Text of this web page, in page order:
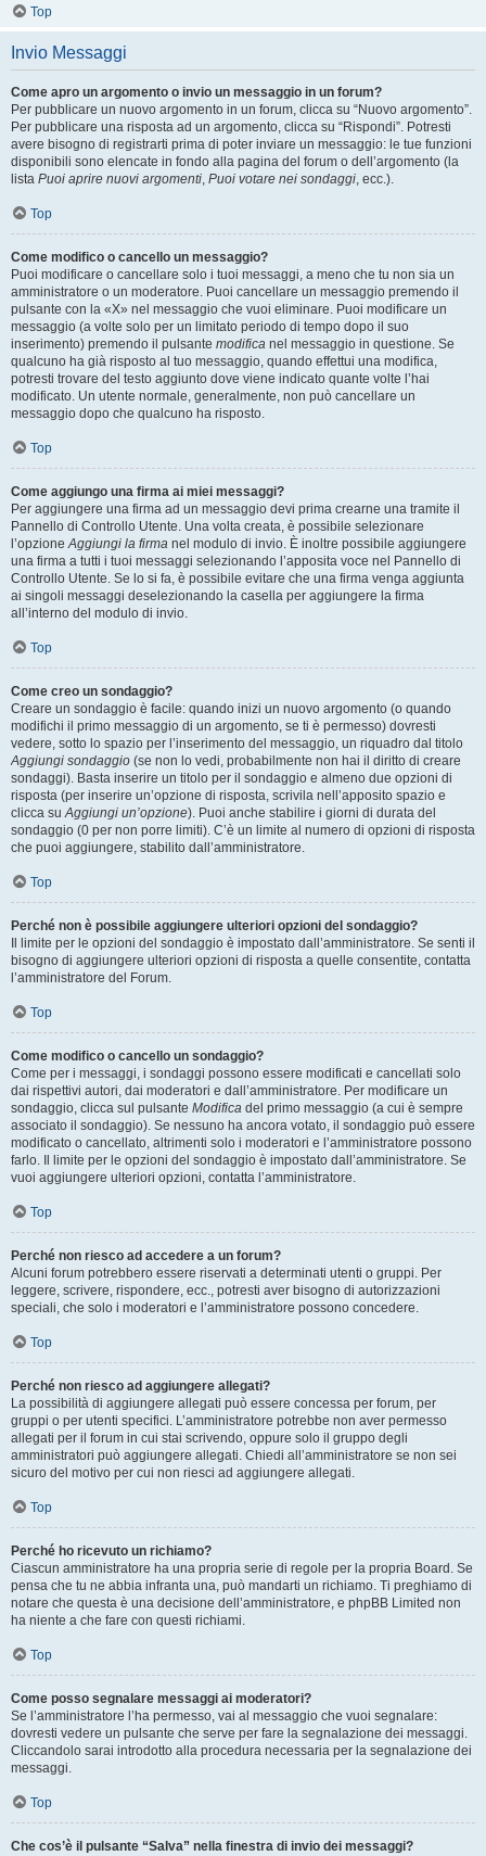
Top
Invio Messaggi
Come apro un argomento o invio un messaggio in un forum?
Per pubblicare un nuovo argomento in un forum, clicca su “Nuovo argomento”.
Per pubblicare una risposta ad un argomento, clicca su “Rispondi”. Potresti
avere bisogno di registrarti prima di poter inviare un messaggio: le tue funzioni
disponibili sono elencate in fondo alla pagina del forum o dell’argomento (la
lista Puoi aprire nuovi argomenti, Puoi votare nei sondaggi, ecc.).
Top
Come modifico o cancello un messaggio?
Puoi modificare o cancellare solo i tuoi messaggi, a meno che tu non sia un
amministratore o un moderatore. Puoi cancellare un messaggio premendo il
pulsante con la «X» nel messaggio che vuoi eliminare. Puoi modificare un
messaggio (a volte solo per un limitato periodo di tempo dopo il suo
inserimento) premendo il pulsante modifica nel messaggio in questione. Se
qualcuno ha già risposto al tuo messaggio, quando effettui una modifica,
potresti trovare del testo aggiunto dove viene indicato quante volte l’hai
modificato. Un utente normale, generalmente, non può cancellare un
messaggio dopo che qualcuno ha risposto.
Top
Come aggiungo una firma ai miei messaggi?
Per aggiungere una firma ad un messaggio devi prima crearne una tramite il
Pannello di Controllo Utente. Una volta creata, è possibile selezionare
l’opzioneAggiungi la firma nel modulo di invio. È inoltre possibile aggiungere
una firma a tutti i tuoi messaggi selezionando l’apposita voce nel Pannello di
Controllo Utente. Se lo si fa, è possibile evitare che una firma venga aggiunta
ai singoli messaggi deselezionando la casella per aggiungere la firma
all’interno del modulo di invio.
Top
Come creo un sondaggio?
Creare un sondaggio è facile: quando inizi un nuovo argomento (o quando
modifichi il primo messaggio di un argomento, se ti è permesso) dovresti
vedere, sotto lo spazio per l’inserimento del messaggio, un riquadro dal titolo
Aggiungi sondaggio (se non lo vedi, probabilmente non hai il diritto di creare
sondaggi). Basta inserire un titolo per il sondaggio e almeno due opzioni di
risposta (per inserire un’opzione di risposta, scrivila nell’apposito spazio e
clicca suAggiungi un’opzione). Puoi anche stabilire i giorni di durata del
sondaggio (0 per non porre limiti). C’è un limite al numero di opzioni di risposta
che puoi aggiungere, stabilito dall’amministratore.
Top
Perché non è possibile aggiungere ulteriori opzioni del sondaggio?
Il limite per le opzioni del sondaggio è impostato dall’amministratore. Se senti il
bisogno di aggiungere ulteriori opzioni di risposta a quelle consentite, contatta
l’amministratore del Forum.
Top
Come modifico o cancello un sondaggio?
Come per i messaggi, i sondaggi possono essere modificati e cancellati solo
dai rispettivi autori, dai moderatori e dall’amministratore. Per modificare un
sondaggio, clicca sul pulsante Modifica del primo messaggio (a cui è sempre
associato il sondaggio). Se nessuno ha ancora votato, il sondaggio può essere
modificato o cancellato, altrimenti solo i moderatori e l’amministratore possono
farlo. Il limite per le opzioni del sondaggio è impostato dall’amministratore. Se
vuoi aggiungere ulteriori opzioni, contatta l’amministratore.
Top
Perché non riesco ad accedere a un forum?
Alcuni forum potrebbero essere riservati a determinati utenti o gruppi. Per
leggere, scrivere, rispondere, ecc., potresti aver bisogno di autorizzazioni
speciali, che solo i moderatori e l’amministratore possono concedere.
Top
Perché non riesco ad aggiungere allegati?
La possibilità di aggiungere allegati può essere concessa per forum, per
gruppi o per utenti specifici. L’amministratore potrebbe non aver permesso
allegati per il forum in cui stai scrivendo, oppure solo il gruppo degli
amministratori può aggiungere allegati. Chiedi all’amministratore se non sei
sicuro del motivo per cui non riesci ad aggiungere allegati.
Top
Perché ho ricevuto un richiamo?
Ciascun amministratore ha una propria serie di regole per la propria Board. Se
pensa che tu ne abbia infranta una, può mandarti un richiamo. Ti preghiamo di
notare che questa è una decisione dell’amministratore, e phpBB Limited non
ha niente a che fare con questi richiami.
Top
Come posso segnalare messaggi ai moderatori?
Se l’amministratore l’ha permesso, vai al messaggio che vuoi segnalare:
dovresti vedere un pulsante che serve per fare la segnalazione dei messaggi.
Cliccandolo sarai introdotto alla procedura necessaria per la segnalazione dei
messaggi.
Top
Che cos’è il pulsante “Salva” nella finestra di invio dei messaggi?